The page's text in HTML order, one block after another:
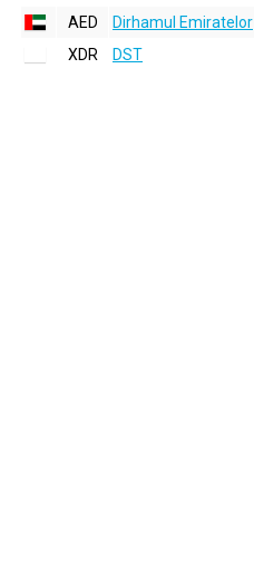
AED
Dirhamul Emiratelor
XDR
DST